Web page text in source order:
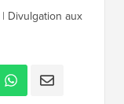
| Divulgation aux